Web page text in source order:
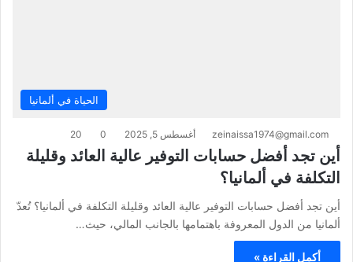
الحياة في ألمانيا
zeinaissa1974@gmail.com أغسطس 5, 2025 0
20
أين تجد أفضل حسابات التوفير عالية العائد وقليلة
التكلفة في ألمانيا؟
أين تجد أفضل حسابات التوفير عالية العائد وقليلة التكلفة في ألمانيا؟ تُعدّ
ألمانيا من الدول المعروفة باهتمامها بالجانب المالي، حيث…
أكمل القراءة »